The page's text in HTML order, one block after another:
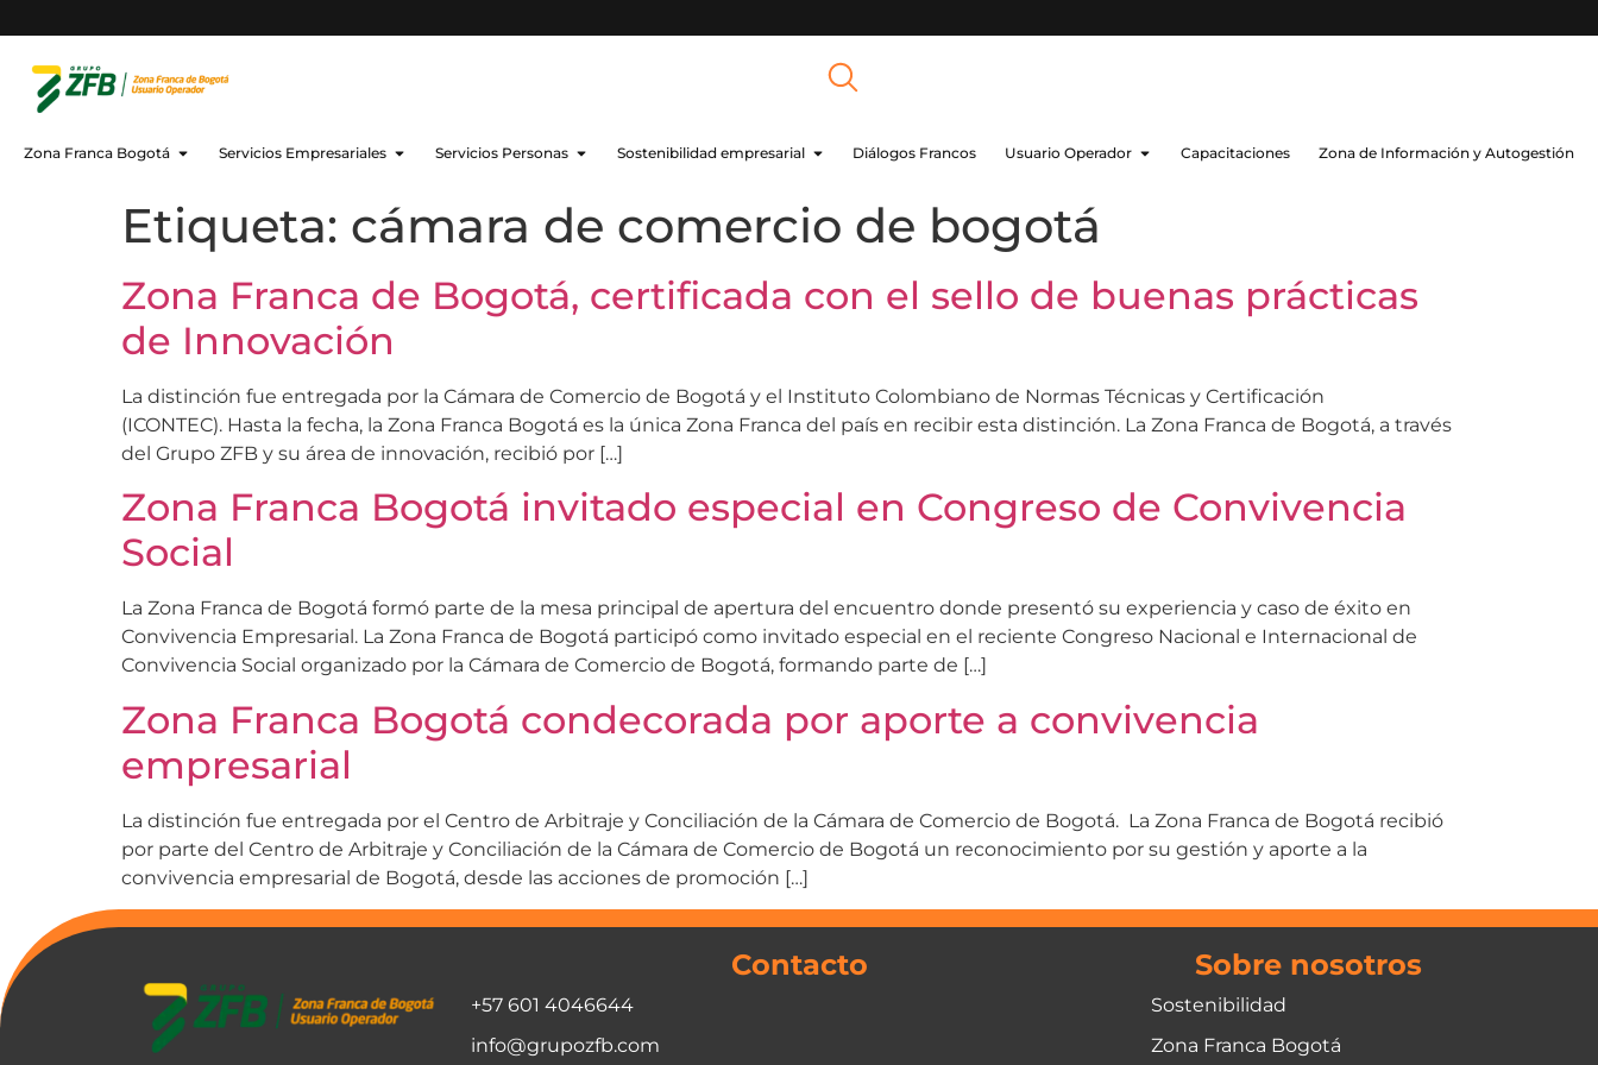
Zona Franca Bogotá Servicios Empresariales Servicios Personas Sostenibilidad empresarial Diálogos Francos Usuario Operador Capacitaciones Zona de Información y Autogestión
Etiqueta: cámara de comercio de bogotá
Zona Franca de Bogotá, certificada con el sello de buenas prácticas
de Innovación
La distinción fue entregada por la Cámara de Comercio de Bogotá y el Instituto Colombiano de Normas Técnicas y Certificación
(ICONTEC). Hasta la fecha, la Zona Franca Bogotá es la única Zona Franca del país en recibir esta distinción. La Zona Franca de Bogotá, a través
del Grupo ZFB y su área de innovación, recibió por […]
Zona Franca Bogotá invitado especial en Congreso de Convivencia
Social
La Zona Franca de Bogotá formó parte de la mesa principal de apertura del encuentro donde presentó su experiencia y caso de éxito en
Convivencia Empresarial. La Zona Franca de Bogotá participó como invitado especial en el reciente Congreso Nacional e Internacional de
Convivencia Social organizado por la Cámara de Comercio de Bogotá, formando parte de […]
Zona Franca Bogotá condecorada por aporte a convivencia
empresarial
La distinción fue entregada por el Centro de Arbitraje y Conciliación de la Cámara de Comercio de Bogotá. La Zona Franca de Bogotá recibió
por parte del Centro de Arbitraje y Conciliación de la Cámara de Comercio de Bogotá un reconocimiento por su gestión y aporte a la
convivencia empresarial de Bogotá, desde las acciones de promoción […]
Contacto
+57 601 4046644
info@grupozfb.com
Sobre nosotros
Sostenibilidad
Zona Franca Bogotá